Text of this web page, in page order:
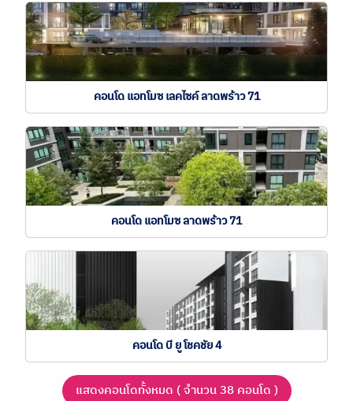
คอนโด แอทโมซ เลคไซค์ ลาดพร้าว 71
คอนโด แอทโมซ ลาดพร้าว 71
คอนโด บี ยู โชคชัย 4
แสดงคอนโดทั้งหมด ( จำนวน 38 คอนโด )